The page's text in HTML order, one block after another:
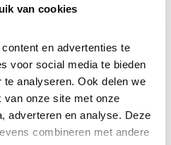
van cookies
en advertenties te
voor social media te bieden
analyseren. Ook delen we
van onze site met onze
adverteren en analyse. Deze
combineren met andere
werd (en het kortste
die afspraak houdt dan is
vanmiddag 16:20 en
is gaat over wanneer
Dat is wel iets lastiger te